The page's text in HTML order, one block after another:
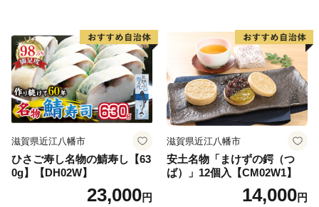
滋賀県近江八幡市
ひさご寿し名物の鯖寿し【63
0g】【DH02W】
23,000円
滋賀県近江八幡市
安土名物「まけずの鍔（つ
ば）」12個入【CM02W1】
14,000円